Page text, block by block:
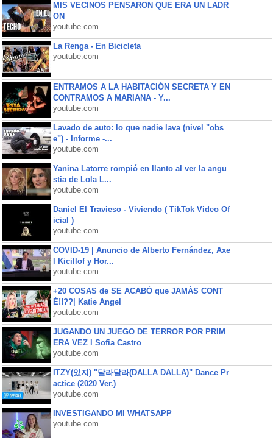
MIS VECINOS PENSARON QUE ERA UN LADR
ON
youtube.com
La Renga - En Bicicleta
youtube.com
ENTRAMOS A LA HABITACIÓN SECRETA Y EN
CONTRAMOS A MARIANA - Y...
youtube.com
Lavado de auto: lo que nadie lava (nivel "obs
e") - Informe -...
youtube.com
Yanina Latorre rompió en llanto al ver la angu
stia de Lola L...
youtube.com
Daniel El Travieso - Viviendo ( TikTok Video Of
icial )
youtube.com
COVID-19 | Anuncio de Alberto Fernández, Axe
l Kicillof y Hor...
youtube.com
+20 COSAS de SE ACABÓ que JAMÁS CONT
É!!??| Katie Angel
youtube.com
JUGANDO UN JUEGO DE TERROR POR PRIM
ERA VEZ l Sofia Castro
youtube.com
ITZY(있지) "달라달라(DALLA DALLA)" Dance Pr
actice (2020 Ver.)
youtube.com
INVESTIGANDO MI WHATSAPP
youtube.com